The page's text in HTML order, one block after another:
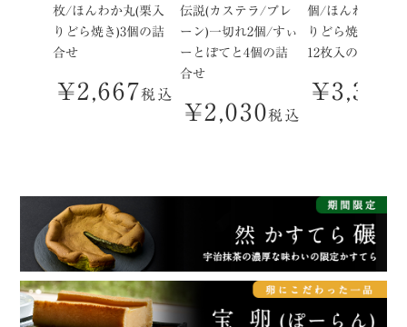
枚/ほんわか丸(栗入
りどら焼き)3個の詰
合せ
¥2,667税込
伝説(カステラ/プレ
ーン)一切れ2個/すぃ
ーとぽてと4個の詰
合せ
¥2,030税込
個/ほんわか丸(
りどら焼き)5個/
12枚入の詰合せ
¥3,304